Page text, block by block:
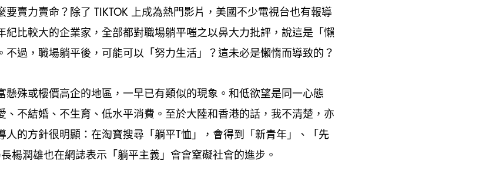
要賣力賣命？除了 TIKTOK 上成為熱門影片 ， 美國不少電視台也有報導
紀比較大的企業家 ， 全部都對職場躺平嗤之以鼻大力批評 ， 說這是「懶
不過 ， 職場躺平後 ， 可能可以「努力生活」 ？這未必是懶惰而導致的？
懸殊或樓價高企的地區 ， 一早已有類似的現象。和低欲望是同一心態
、不結婚、不生育、低水平消費。至於大陸和香港的話 ， 我不清楚 ， 亦
人的方針很明顯 ： 在淘寶搜尋「躺平T恤」 ， 會得到「新青年」、「先
楊潤雄也在網誌表示「躺平主義」會會窒礙社會的進步。